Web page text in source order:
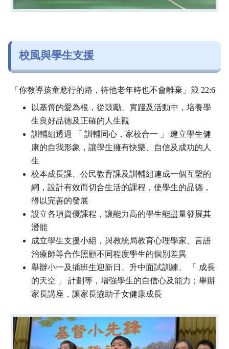
校風與學生支援
「你教導孩童應行的路，待他老年時也不會離棄」箴 22:6
以基督的愛為根，從鼓勵、實踐及活動中，培養學
生良好品德及正確的人生觀
訓輔組透過 「 訓輔同心，家校合一 」 建立學生健
康的自我形象，讓學生擁有快樂、自信及成功的人
生
校本成長課、公民教育課及訓輔組連成一個互繫的
網，設計有效而切合生活的課程，使學生的品德，
得以完善的發展
設立各項資優課程，讓能力高的學生能盡量發展其
潛能
成立學生支援小組，與教統局教育心理學家、言語
治療師等合作照顧不同程度學生的個別差異
舉辦小一及插班生迎新日、升中面試訓練、 「 成長
的天空 」 計劃等，增強學生的自信心及能力；舉辦
家長講座，讓家長協助子女健康成長